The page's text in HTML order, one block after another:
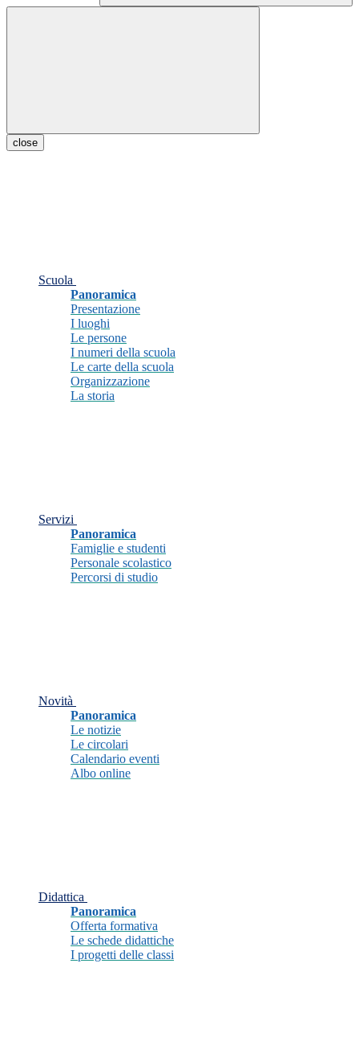
close
Scuola
Panoramica
Presentazione
I luoghi
Le persone
I numeri della scuola
Le carte della scuola
Organizzazione
La storia
Servizi
Panoramica
Famiglie e studenti
Personale scolastico
Percorsi di studio
Novità
Panoramica
Le notizie
Le circolari
Calendario eventi
Albo online
Didattica
Panoramica
Offerta formativa
Le schede didattiche
I progetti delle classi